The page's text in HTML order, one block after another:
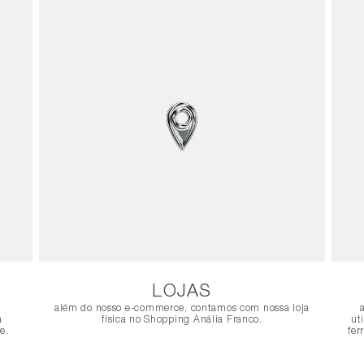
LOJAS
além do nosso e-commerce, contamos com nossa loja
física no Shopping Anália Franco.